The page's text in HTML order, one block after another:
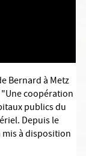
Bernard à Metz
coopération
publics du
Depuis le
à disposition